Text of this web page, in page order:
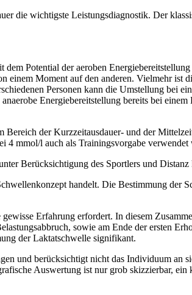
die wichtigste Leistungsdiagnostik. Der
Potential der aeroben
Moment auf den anderen. Vielmehr ist
Personen kann die Umstellung bei
Energiebereitstellung bereits bei
der Kurzzeitausdauer- und der
4 mmol/l auch als Trainingsvorgabe verwendet
Berücksichtigung des Sportlers und
handelt. Die Bestimmung der
Erfahrung erfordert. In diesem
sowie am Ende der ersten
der Laktatschwelle signifikant.
und berücksichtigt nicht das Individuum an
Auswertung ist nur grob skizzierbar,